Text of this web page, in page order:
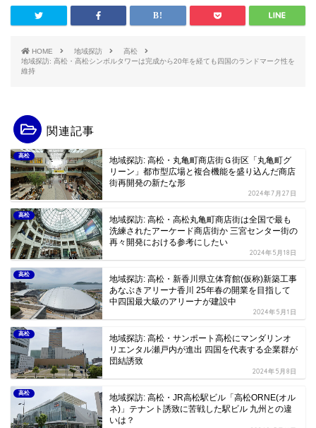
HOME 地域探訪
高松
地域探訪: 高松・高松シンボルタワーは完成から20年を経ても四国のランドマーク性を
維持
関連記事
高松
地域探訪: 高松・丸亀町商店街Ｇ街区「丸亀町グ
リーン」都市型広場と複合機能を盛り込んだ商店
街再開発の新たな形
2024年7月27日
高松
地域探訪: 高松・高松丸亀町商店街は全国で最も
洗練されたアーケード商店街か 三宮センター街の
再々開発における参考にしたい
2024年5月18日
高松
地域探訪: 高松・新香川県立体育館(仮称)新築工事
あなぶきアリーナ香川 25年春の開業を目指して
中四国最大級のアリーナが建設中
2024年5月1日
高松
地域探訪: 高松・サンポート高松にマンダリンオ
リエンタル瀬戸内が進出 四国を代表する企業群が
団結誘致
2024年5月8日
高松
地域探訪: 高松・JR高松駅ビル「高松ORNE(オル
ネ)」テナント誘致に苦戦した駅ビル 九州との違
いは？